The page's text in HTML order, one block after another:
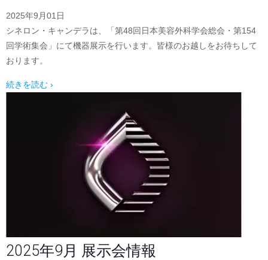
2025年9月01日
シネロン・キャンデラは、「第48回日本美容外科学会総会・第154
回学術集会」にて機器展示を行います。皆様のお越しをお待ちして
おります。
続きを読む ›
2025年9月 展示会情報